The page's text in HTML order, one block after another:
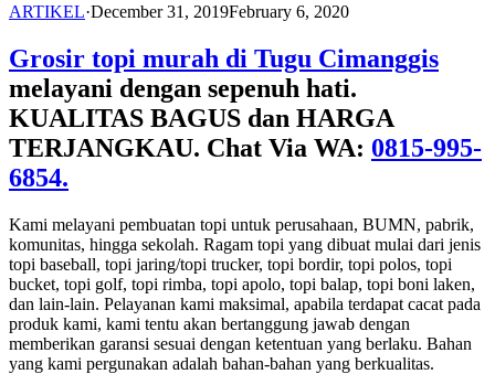
ARTIKEL·December 31, 2019February 6, 2020
Grosir topi murah di Tugu Cimanggis
melayani dengan sepenuh hati.
KUALITAS BAGUS dan HARGA
TERJANGKAU. Chat Via WA: 0815-995-
6854.
Kami melayani pembuatan topi untuk perusahaan, BUMN, pabrik,
komunitas, hingga sekolah. Ragam topi yang dibuat mulai dari jenis
topi baseball, topi jaring/topi trucker, topi bordir, topi polos, topi
bucket, topi golf, topi rimba, topi apolo, topi balap, topi boni laken,
dan lain-lain. Pelayanan kami maksimal, apabila terdapat cacat pada
produk kami, kami tentu akan bertanggung jawab dengan
memberikan garansi sesuai dengan ketentuan yang berlaku. Bahan
yang kami pergunakan adalah bahan-bahan yang berkualitas.